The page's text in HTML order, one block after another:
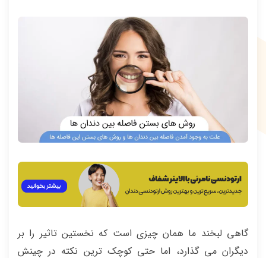
گاهی لبخند ما همان چیزی است که نخستین تاثیر را بر
دیگران می گذارد، اما حتی کوچک ترین نکته در چینش